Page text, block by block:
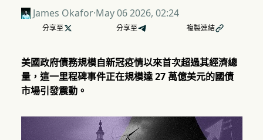
James Okafor·May 06 2026, 02:24
分享至  分享至 複製連結
美國政府債務規模自新冠疫情以來首次超過其經濟總
量，這一里程碑事件正在規模達 27 萬億美元的國債
市場引發震動。